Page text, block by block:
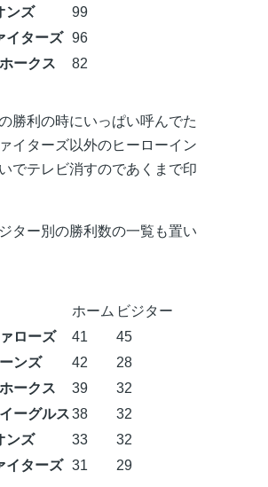
ンズ
99
イターズ 96
ークス
82
勝利の時にいっぱい呼んでた
イターズ以外のヒーローイン
でテレビ消すのであくまで印
ター別の勝利数の一覧も置い
ホーム ビジター
ローズ
41
45
ンズ
42
28
ークス
39
32
ーグルス38
32
ンズ
33
32
イターズ 31 29